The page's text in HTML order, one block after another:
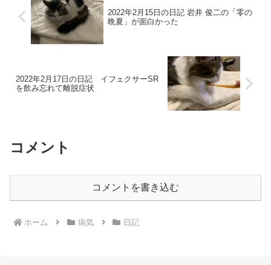
2022年2月15日の日記 岩井 俊二の「零の
晩夏」が面白かった
2022年2月17日の日記 イフェクサーSR
を飲み忘れて離脱症状
コメント
コメントを書き込む
ホーム 病気 日記